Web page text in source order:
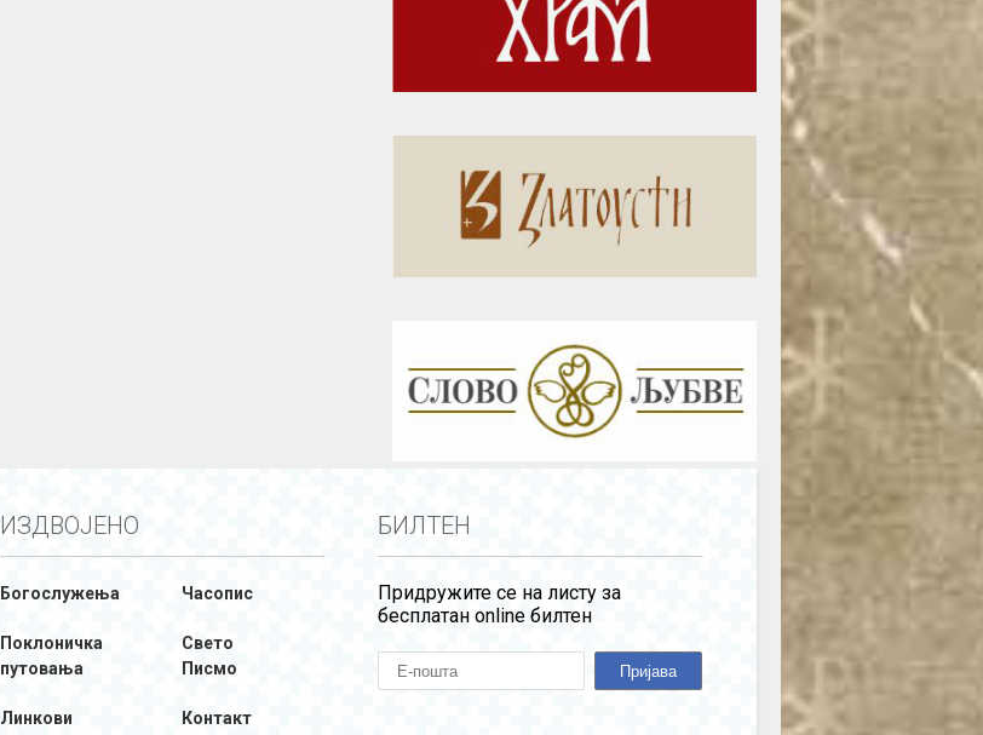
ИЗДВОЈЕНО
Богослужења Часопис
Поклоничка
путовања
Свето
Писмо
Линкови Контакт
БИЛТЕН
Придружите се на листу за
бесплатан online билтен